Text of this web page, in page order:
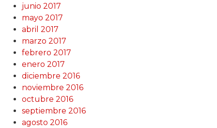
junio 2017
mayo 2017
abril 2017
marzo 2017
febrero 2017
enero 2017
diciembre 2016
noviembre 2016
octubre 2016
septiembre 2016
agosto 2016